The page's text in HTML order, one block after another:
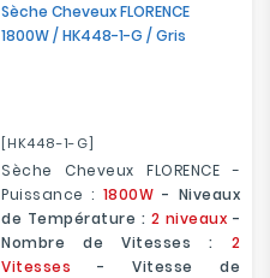
Sèche Cheveux FLORENCE
1800W / HK448-1-G / Gris
[HK448-1-G]
Sèche Cheveux FLORENCE -
Puissance : 1800W - Niveaux
de Température : 2 niveaux -
Nombre de Vitesses : 2
Vitesses - Vitesse de